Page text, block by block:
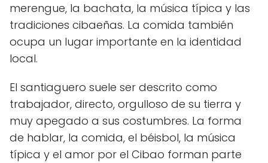
merengue, la bachata, la música típica y las
tradiciones cibaeñas. La comida también
ocupa un lugar importante en la identidad
local.
El santiaguero suele ser descrito como
trabajador, directo, orgulloso de su tierra y
muy apegado a sus costumbres. La forma
de hablar, la comida, el béisbol, la música
típica y el amor por el Cibao forman parte